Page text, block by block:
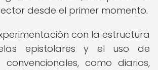
desde el primer momento.
con la estructura
epistolares y el uso de
como diarios,